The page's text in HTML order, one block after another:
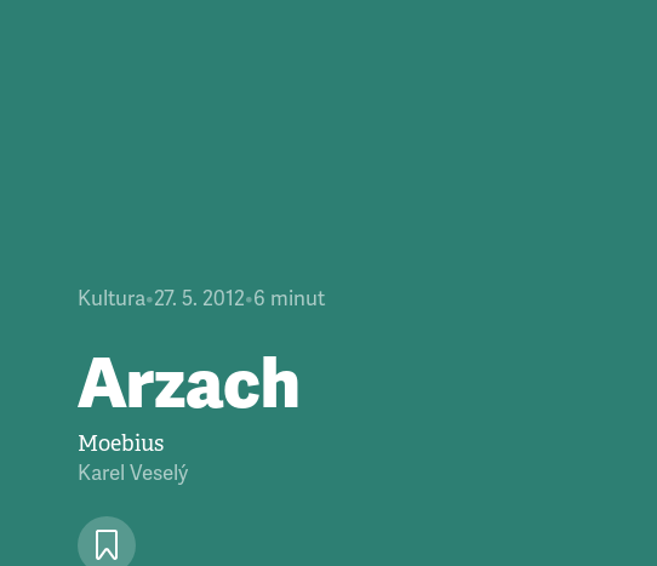
Kultura•27. 5. 2012•6 minut
Arzach
Moebius
Karel Veselý